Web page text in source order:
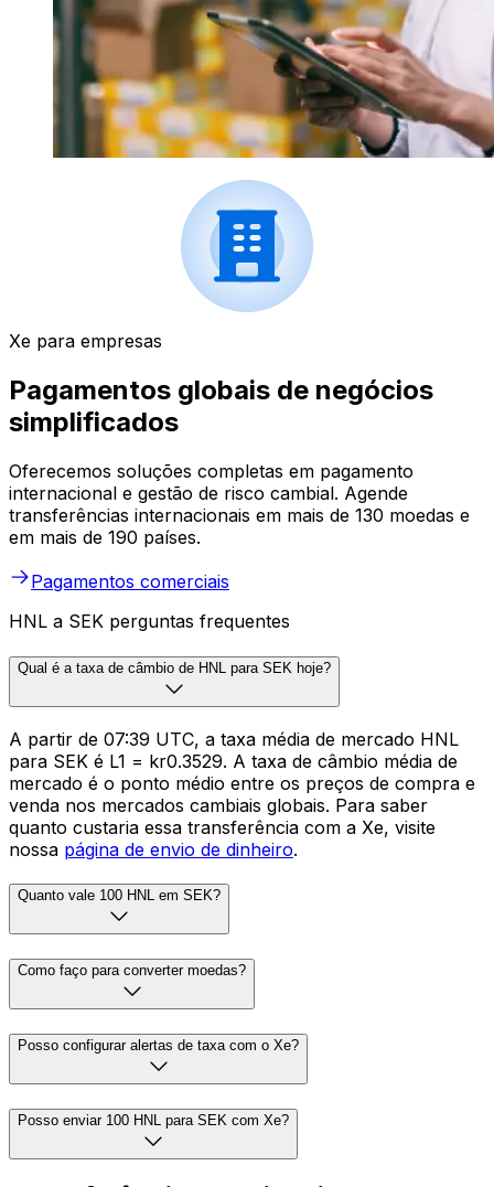
Xe para empresas
Pagamentos globais de negócios
simplificados
Oferecemos soluções completas em pagamento
internacional e gestão de risco cambial. Agende
transferências internacionais em mais de 130 moedas e
em mais de 190 países.
Pagamentos comerciais
HNL a SEK perguntas frequentes
Qual é a taxa de câmbio de HNL para SEK hoje?
A partir de 07:39 UTC, a taxa média de mercado HNL
para SEK é L1 = kr0.3529. A taxa de câmbio média de
mercado é o ponto médio entre os preços de compra e
venda nos mercados cambiais globais. Para saber
quanto custaria essa transferência com a Xe, visite
nossa página de envio de dinheiro.
Quanto vale 100 HNL em SEK?
Como faço para converter moedas?
Posso configurar alertas de taxa com o Xe?
Posso enviar 100 HNL para SEK com Xe?